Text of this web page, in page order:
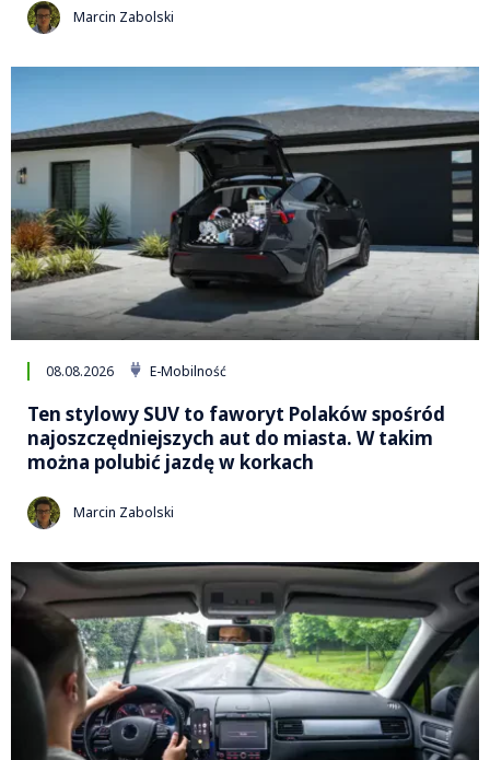
Marcin Zabolski
08.08.2026 E-Mobilność
Ten stylowy SUV to faworyt Polaków spośród
najoszczędniejszych aut do miasta. W takim
można polubić jazdę w korkach
Marcin Zabolski